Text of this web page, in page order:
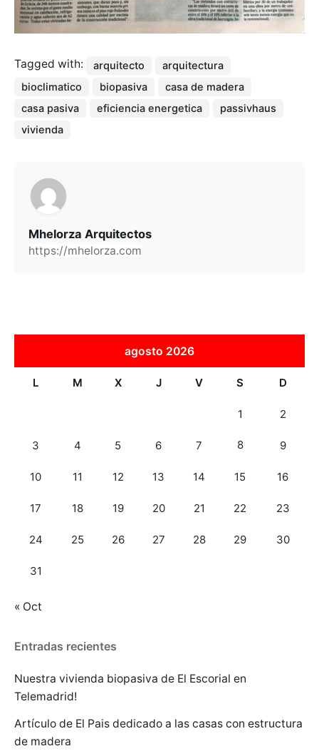
Tagged with: arquitecto
arquitectura
bioclimatico
biopasiva
casa de madera
casa pasiva
eficiencia energetica
passivhaus
vivienda
Mhelorza Arquitectos
https://mhelorza.com
agosto 2026
L M X J V S D
1 2
3 4 5 6 7 8 9
10 11 12 13 14 15 16
17 18 19 20 21 22 23
24 25 26 27 28 29 30
31
« Oct
Entradas recientes
Nuestra vivienda biopasiva de El Escorial en
Telemadrid!
Artículo de El Pais dedicado a las casas con estructura
de madera